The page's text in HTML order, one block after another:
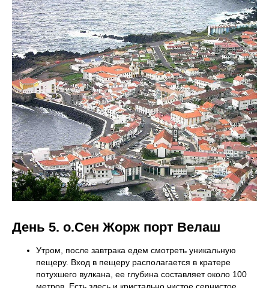
День 5. о.Сен Жорж порт Велаш
Утром, после завтрака едем смотреть уникальную
пещеру. Вход в пещеру располагается в кратере
потухшего вулкана, ее глубина составляет около 100